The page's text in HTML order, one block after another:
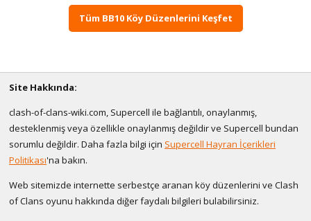
Tüm BB10 Köy Düzenlerini Keşfet
Site Hakkında:
clash-of-clans-wiki.com, Supercell ile bağlantılı, onaylanmış,
desteklenmiş veya özellikle onaylanmış değildir ve Supercell bundan
sorumlu değildir. Daha fazla bilgi için Supercell Hayran İçerikleri
Politikası'na bakın.
Web sitemizde internette serbestçe aranan köy düzenlerini ve Clash
of Clans oyunu hakkında diğer faydalı bilgileri bulabilirsiniz.